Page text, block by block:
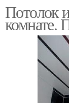
Потолок
комнате.